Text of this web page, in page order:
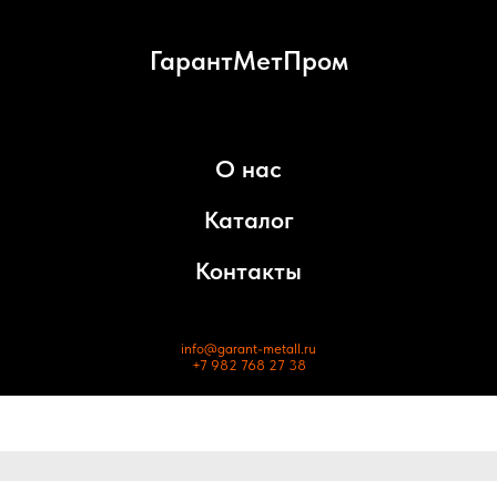
ГарантМетПром
О нас
Каталог
Контакты
info@garant-metall.ru
+7 982 768 27 38